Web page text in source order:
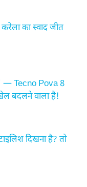
का स्वाद जीत
— Tecno Pova 8
बदलने वाला है!
दिखना है? तो